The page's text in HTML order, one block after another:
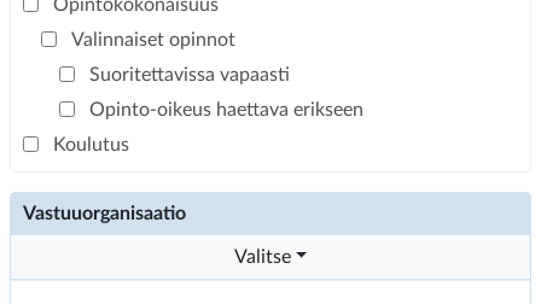
Opintokokonaisuus
Valinnaiset opinnot
Suoritettavissa vapaasti
Opinto-oikeus haettava erikseen
Koulutus
Vastuuorganisaatio
Valitse